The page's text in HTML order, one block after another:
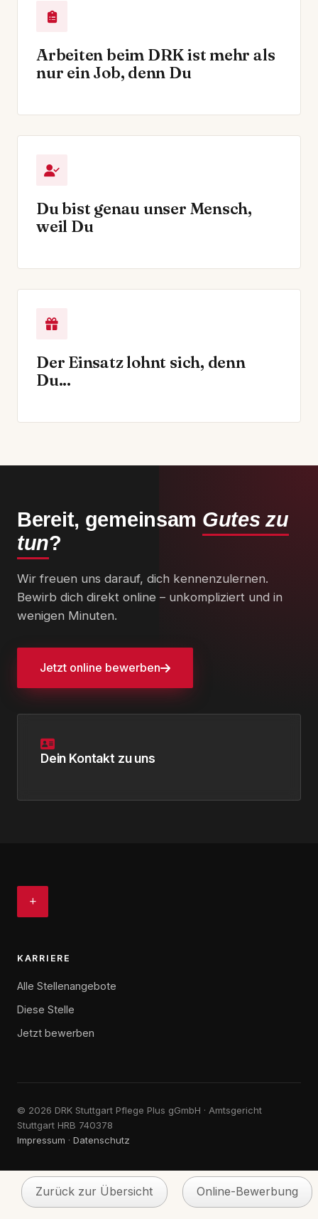
Arbeiten beim DRK ist mehr als
nur ein Job, denn Du
Du bist genau unser Mensch,
weil Du
Der Einsatz lohnt sich, denn
Du...
Bereit, gemeinsam Gutes zu
tun?
Wir freuen uns darauf, dich kennenzulernen.
Bewirb dich direkt online – unkompliziert und in
wenigen Minuten.
Jetzt online bewerben
Dein Kontakt zu uns
+
KARRIERE
Alle Stellenangebote
Diese Stelle
Jetzt bewerben
© 2026 DRK Stuttgart Pflege Plus gGmbH · Amtsgericht
Stuttgart HRB 740378
Impressum · Datenschutz
Zurück zur Übersicht Online-Bewerbung